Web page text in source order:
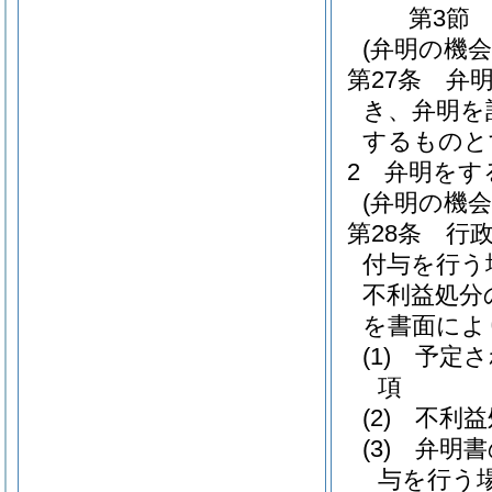
第3節
(弁明の機
第27条
弁
き、弁明
するもの
2
弁明をす
(弁明の機
第28条
行
付与を行
不利益処
を書面に
(1)
予定
項
(2)
不利
(3)
弁明
与を行う